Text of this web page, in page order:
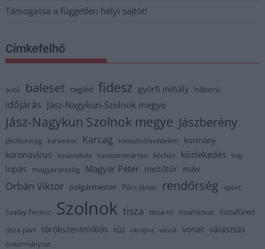
Támogassa a független helyi sajtót!
Címkefelhő
autó baleset cegléd fidesz györfi mihály háború
időjárás Jász-Nagykun-Szolnok megye
Jász-Nagykun Szolnok megye Jászberény
Jászkunság karambol Karcag katasztrófavédelem kormány
koronavírus kosárlabda kunszentmárton kórház közlekedés lmp
lopás magyarország Magyar Péter mezőtúr máv
Orbán Viktor polgármester Pócs János rendőrség sport
Szalay Ferenc Szolnok tisza tisza-tó tiszaföldvár tiszafüred
tisza part törökszentmiklós tűz ukrajna vasút vonat választás
önkormányzat